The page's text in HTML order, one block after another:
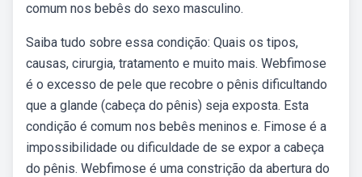
comum nos bebês do sexo masculino.
Saiba tudo sobre essa condição: Quais os tipos,
causas, cirurgia, tratamento e muito mais. Webfimose
é o excesso de pele que recobre o pênis dificultando
que a glande (cabeça do pênis) seja exposta. Esta
condição é comum nos bebês meninos e. Fimose é a
impossibilidade ou dificuldade de se expor a cabeça
do pênis. Webfimose é uma constrição da abertura do